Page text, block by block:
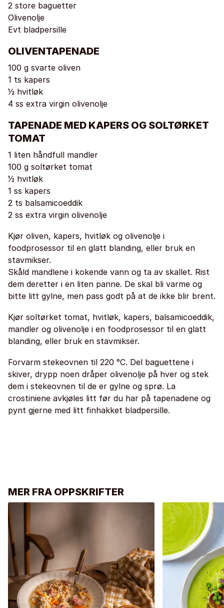
2 store baguetter
Olivenolje
Evt bladpersille
OLIVENTAPENADE
100 g svarte oliven
1 ts kapers
1⁄2 hvitløk
4 ss extra virgin olivenolje
TAPENADE MED KAPERS OG SOLTØRKET
TOMAT
1 liten håndfull mandler
100 g soltørket tomat
1⁄2 hvitløk
1 ss kapers
2 ts balsamicoeddik
2 ss extra virgin olivenolje
Kjør oliven, kapers, hvitløk og olivenolje i
foodprosessor til en glatt blanding, eller bruk en
stavmikser.
Skåld mandlene i kokende vann og ta av skallet. Rist
dem deretter i en liten panne. De skal bli varme og
bitte litt gylne, men pass godt på at de ikke blir brent.
Kjør soltørket tomat, hvitløk, kapers, balsamicoeddik,
mandler og olivenolje i en foodprosessor til en glatt
blanding, eller bruk en stavmikser.
Forvarm stekeovnen til 220 °C. Del baguettene i
skiver, drypp noen dråper olivenolje på hver og stek
dem i stekeovnen til de er gylne og sprø. La
crostiniene avkjøles litt før du har på tapenadene og
pynt gjerne med litt finhakket bladpersille.
MER FRA OPPSKRIFTER